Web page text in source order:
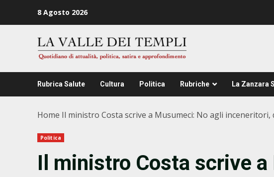
8 Agosto 2026
Rubrica Salute Cultura Politica Rubriche La Zanzara
Home Il ministro Costa scrive a Musumeci: No agli
Politica
Il ministro Costa scrive